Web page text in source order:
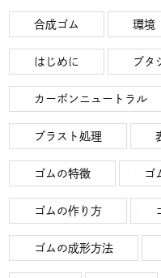
合成ゴム 環境
はじめに ブタ
カーボンニュートラル
ブラスト処理
ゴムの特徴 ゴ
ゴムの作り方
ゴムの成形方法